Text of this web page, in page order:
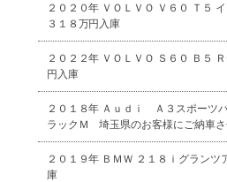
２０２０年 ＶＯＬＶＯ Ｖ６０ Ｔ５
３１８万円入庫
２０２２年 ＶＯＬＶＯ Ｓ６０ Ｂ
円入庫
２０１８年 Ａｕｄｉ Ａ３スポーツ
ラックＭ 埼玉県のお客様にご納車さ
２０１９年 ＢＭＷ ２１８ｉグラン
庫